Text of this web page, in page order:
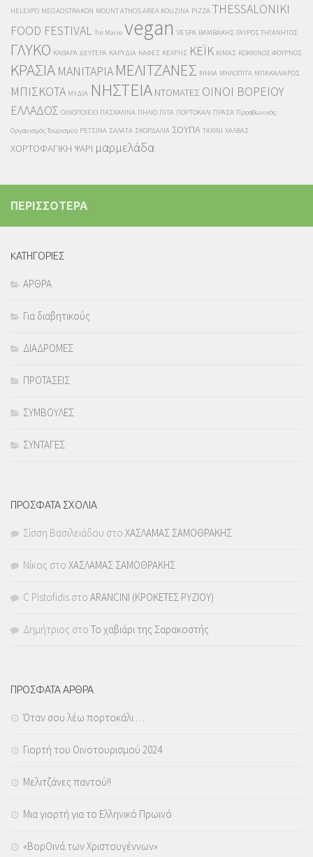
HELEXPO MEGAOSTRAKON MOUNT ATHOS AREA KOUZINA PIZZA THESSALONIKI
FOOD FESTIVAL Tre Marie vegan VESPA ΒΑΜΒΑΚΗΣ ΓΑΥΡΟΣ ΤΗΓΑΝΗΤΟΣ
ΓΛΥΚΟ ΚΑΘΑΡΑ ΔΕΥΤΕΡΑ ΚΑΡΥΔΙΑ ΚΑΦΕΣ ΚΕΧΡΗΣ ΚΕΪΚ ΚΙΜΑΣ ΚΟΚΚΙΝΟΣ ΦΟΥΡΝΟΣ
ΚΡΑΣΙΑ ΜΑΝΙΤΑΡΙΑ ΜΕΛΙΤΖΑΝΕΣ ΜΗΛΑ ΜΗΛΟΠΙΤΑ ΜΠΑΚΑΛΙΑΡΟΣ
ΜΠΙΣΚΟΤΑ ΜΥΔΙΑ ΝΗΣΤΕΙΑ ΝΤΟΜΑΤΕΣ ΟΙΝΟΙ ΒΟΡΕΙΟΥ
ΕΛΛΑΔΟΣ ΟΙΝΟΠΟΙΕΙΟ ΠΑΣΧΑΛΙΝΑ ΠΗΛΙΟ ΠΙΤΑ ΠΟΡΤΟΚΑΛΙ ΠΡΑΣΑ Προαθωνικός
Οργανισμός Τουρισμού ΡΕΤΣΙΝΑ ΣΑΛΑΤΑ ΣΚΟΡΔΑΛΙΑ ΣΟΥΠΑ ΤΑΧΙΝΙ ΧΑΛΒΑΣ
ΧΟΡΤΟΦΑΓΙΚΗ ΨΑΡΙ μαρμελάδα
ΠΕΡΙΣΣΟΤΕΡΑ
KΑΤΗΓΟΡΙΕΣ
ΑΡΘΡΑ
Για διαβητικούς
ΔΙΑΔΡΟΜΕΣ
ΠΡΟΤΑΣΕΙΣ
ΣΥΜΒΟΥΛΕΣ
ΣΥΝΤΑΓΕΣ
ΠΡΟΣΦΑΤΑ ΣΧΟΛΙΑ
Σίσση Βασιλειάδου στο ΧΑΣΛΑΜΑΣ ΣΑΜΟΘΡΑΚΗΣ
Νίκος στο ΧΑΣΛΑΜΑΣ ΣΑΜΟΘΡΑΚΗΣ
C Pistofidis στο ARANCINI (ΚΡΟΚΕΤΕΣ ΡΥΖΙΟΥ)
Δημήτριος στο Το χαβιάρι της Σαρακοστής
ΠΡΟΣΦΑΤΑ ΑΡΘΡΑ
Όταν σου λέω πορτοκάλι …
Γιορτή του Οινοτουρισμού 2024
Μελιτζάνες παντού!!
Μια γιορτή για το Ελληνικό Πρωινό
«ΒορΟινά των Χριστουγέννων»